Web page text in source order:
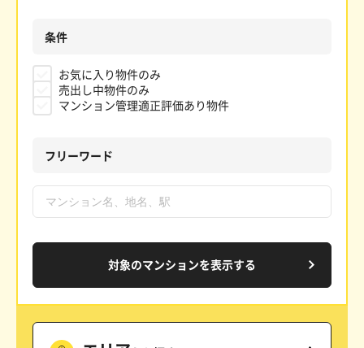
条件
お気に入り物件のみ
売出し中物件のみ
マンション管理適正評価あり物件
フリーワード
対象のマンションを表示する